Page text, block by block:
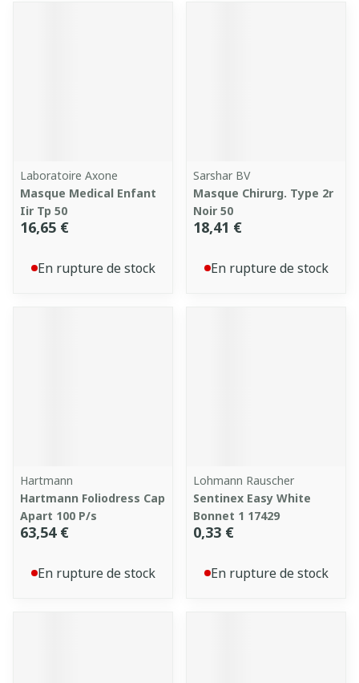
Laboratoire Axone
Masque Medical Enfant
Iir Tp 50
16,65 €
En rupture de stock
Sarshar BV
Masque Chirurg. Type 2r
Noir 50
18,41 €
En rupture de stock
Hartmann
Hartmann Foliodress Cap
Apart 100 P/s
63,54 €
En rupture de stock
Lohmann Rauscher
Sentinex Easy White
Bonnet 1 17429
0,33 €
En rupture de stock